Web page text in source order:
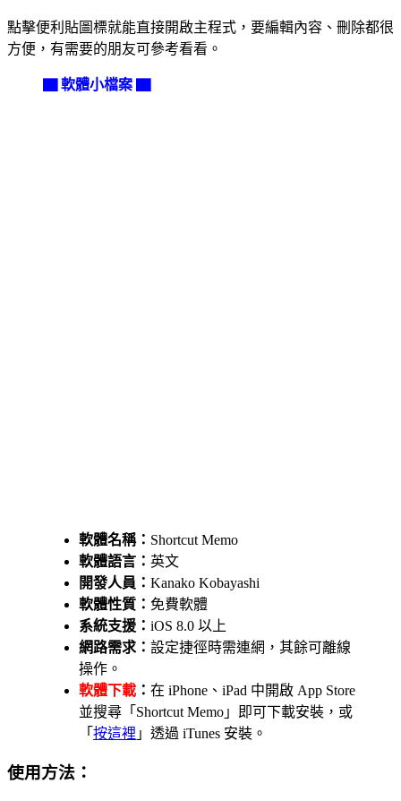
點擊便利貼圖標就能直接開啟主程式，要編輯內容、刪除都很
方便，有需要的朋友可參考看看。
▇ 軟體小檔案 ▇
軟體名稱： Shortcut Memo
軟體語言： 英文
開發人員： Kanako Kobayashi
軟體性質： 免費軟體
系統支援： iOS 8.0 以上
網路需求： 設定捷徑時需連網，其餘可離線
操作。
軟體下載 ： 在 iPhone、iPad 中開啟 App Store
並搜尋「Shortcut Memo」即可下載安裝，或
「 按這裡 」透過 iTunes 安裝。
使用方法：